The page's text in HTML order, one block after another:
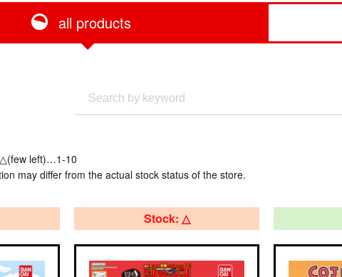
all products
left)…1-10
may differ from the actual stock status of the store.
Stock: △